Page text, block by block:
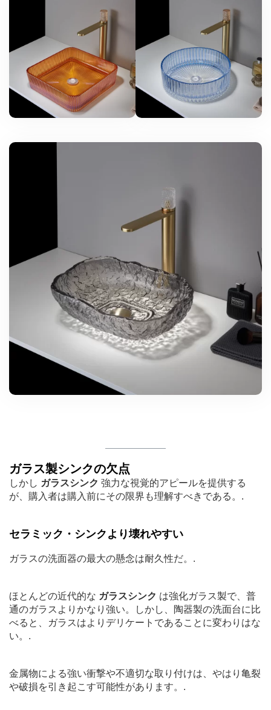
ガラス製シンクの欠点
しかし ガラスシンク 強力な視覚的アピールを提供する
が、購入者は購入前にその限界も理解すべきである。.
セラミック・シンクより壊れやすい
ガラスの洗面器の最大の懸念は耐久性だ。.
ほとんどの近代的な ガラスシンク は強化ガラス製で、普
通のガラスよりかなり強い。しかし、陶器製の洗面台に比
べると、ガラスはよりデリケートであることに変わりはな
い。.
金属物による強い衝撃や不適切な取り付けは、やはり亀裂
や破損を引き起こす可能性があります。.